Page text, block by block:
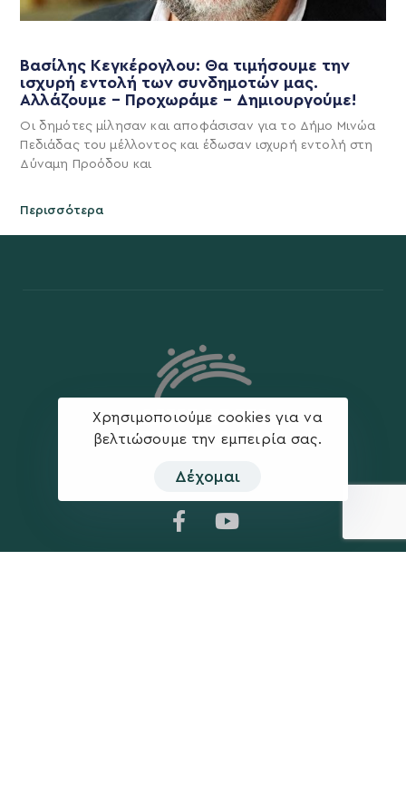
Βασίλης Κεγκέρογλου: Θα τιμήσουμε την
ισχυρή εντολή των συνδημοτών μας.
Αλλάζουμε – Προχωράμε – Δημιουργούμε!
Οι δημότες μίλησαν και αποφάσισαν για το Δήμο Μινώα
Πεδιάδας του μέλλοντος και έδωσαν ισχυρή εντολή στη
Δύναμη Προόδου και
Περισσότερα
Χρησιμοποιούμε cookies για να
βελτιώσουμε την εμπειρία σας.
Δέχομαι